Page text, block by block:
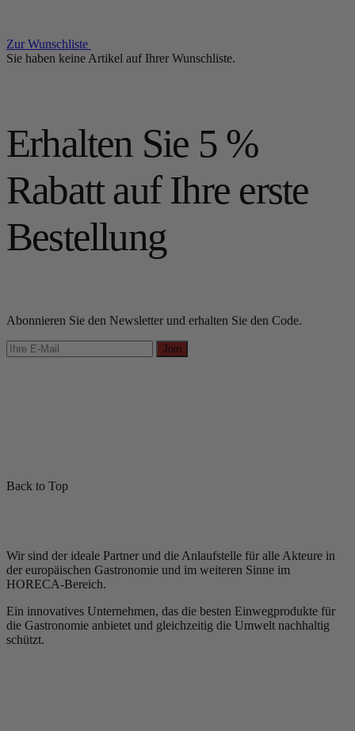
Zur Wunschliste
Sie haben keine Artikel auf Ihrer Wunschliste.
Erhalten Sie 5 %
Rabatt auf Ihre erste
Bestellung
Abonnieren Sie den Newsletter und erhalten Sie den Code.
Join
Back to Top
Wir sind der ideale Partner und die Anlaufstelle für alle Akteure in
der europäischen Gastronomie und im weiteren Sinne im
HORECA-Bereich.
Ein innovatives Unternehmen, das die besten Einwegprodukte für
die Gastronomie anbietet und gleichzeitig die Umwelt nachhaltig
schützt.